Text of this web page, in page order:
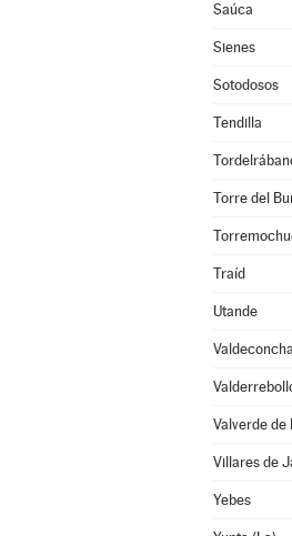
Saúca
Sienes
Sotodosos
Tendilla
Torre del
Traíd
Utande
Valdeconcha
Valverde de
Villares de
Yebes